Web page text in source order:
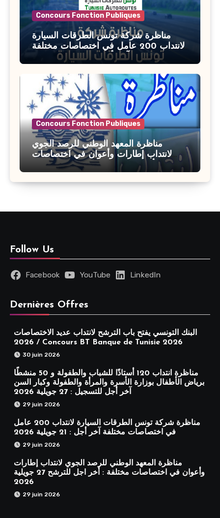
Concours Fonction Publiques
مناظرة شركة تونس الطرقات السيارة
لانتداب 200 عامل في اختصاصات مختلفة
آخر أجل : 21 جويلية 2026
Concours Fonction Publiques
مناظرة المعهد الوطني للرصد الجوي
لانتداب إطارات وأعوان في اختصاصات
مختلفة : أخر اجل للترشح 27 جويلية 2026
Follow Us
Facebook YouTube LinkedIn
Dernières Offres
البنك التونسي يفتح باب الترشح لانتداب عديد الاختصاصات
2026 / Concours BT Banque de Tunisie 2026
30 juin 2026
مناظرة انتداب 120 أستاذًا للشباب والطفولة و 50 منشطًا
برياض الأطفال بوزارة الأسرة والمرأة والطفولة وكبار السن
آخر أجل للتسجيل : 27 جويلية 2026
29 juin 2026
مناظرة شركة تونس الطرقات السيارة لانتداب 200 عامل
في اختصاصات مختلفة آخر أجل : 21 جويلية 2026
29 juin 2026
مناظرة المعهد الوطني للرصد الجوي لانتداب إطارات
وأعوان في اختصاصات مختلفة : أخر اجل للترشح 27 جويلية
2026
29 juin 2026